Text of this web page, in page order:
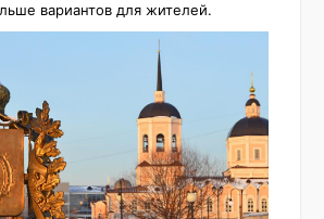
вариантов для жителей.